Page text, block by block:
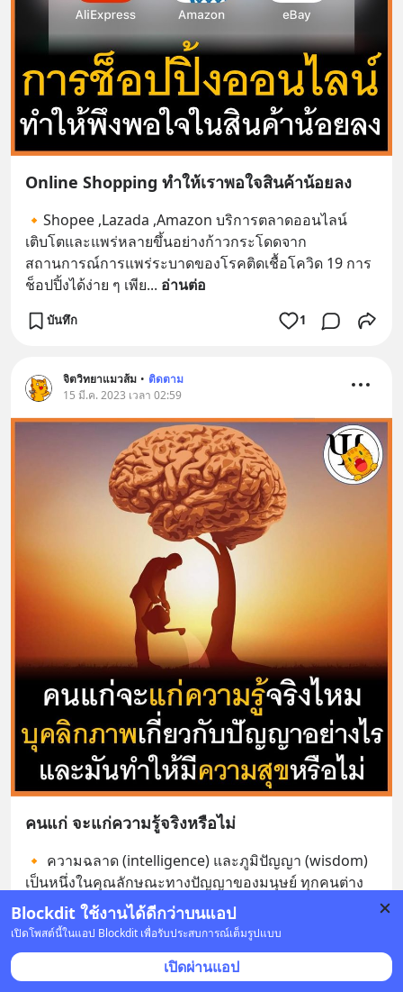
Blockdit ใช้งานได้ดีกว่าบนแอป
เปิดโพสต์นี้ในแอป Blockdit เพื่อรับประสบการณ์เต็มรูปแบบ
เปิดผ่านแอป
Online Shopping ทำให้เราพอใจสินค้าน้อยลง
🔸Shopee ,Lazada ,Amazon บริการตลาดออนไลน์
เติบโตและแพร่หลายขึ้นอย่างก้าวกระโดดจาก
สถานการณ์การแพร่ระบาดของโรคติดเชื้อโควิด 19 การ
ช็อปปิ้งได้ง่าย ๆ เพีย... อ่านต่อ
บันทึก 1
จิตวิทยาแมวส้ม • ติดตาม
15 มี.ค. 2023 เวลา 02:59
คนแก่ จะแก่ความรู้จริงหรือไม่
🔸 ความฉลาด (intelligence) และภูมิปัญญา (wisdom)
เป็นหนึ่งในคุณลักษณะทางปัญญาของมนุษย์ ทุกคนต่าง
อยากเป็นคนฉลาดและแสวงความรู้ให้กับตนเอง เพราะ
เชื่อกันว ... อ่านต่อ